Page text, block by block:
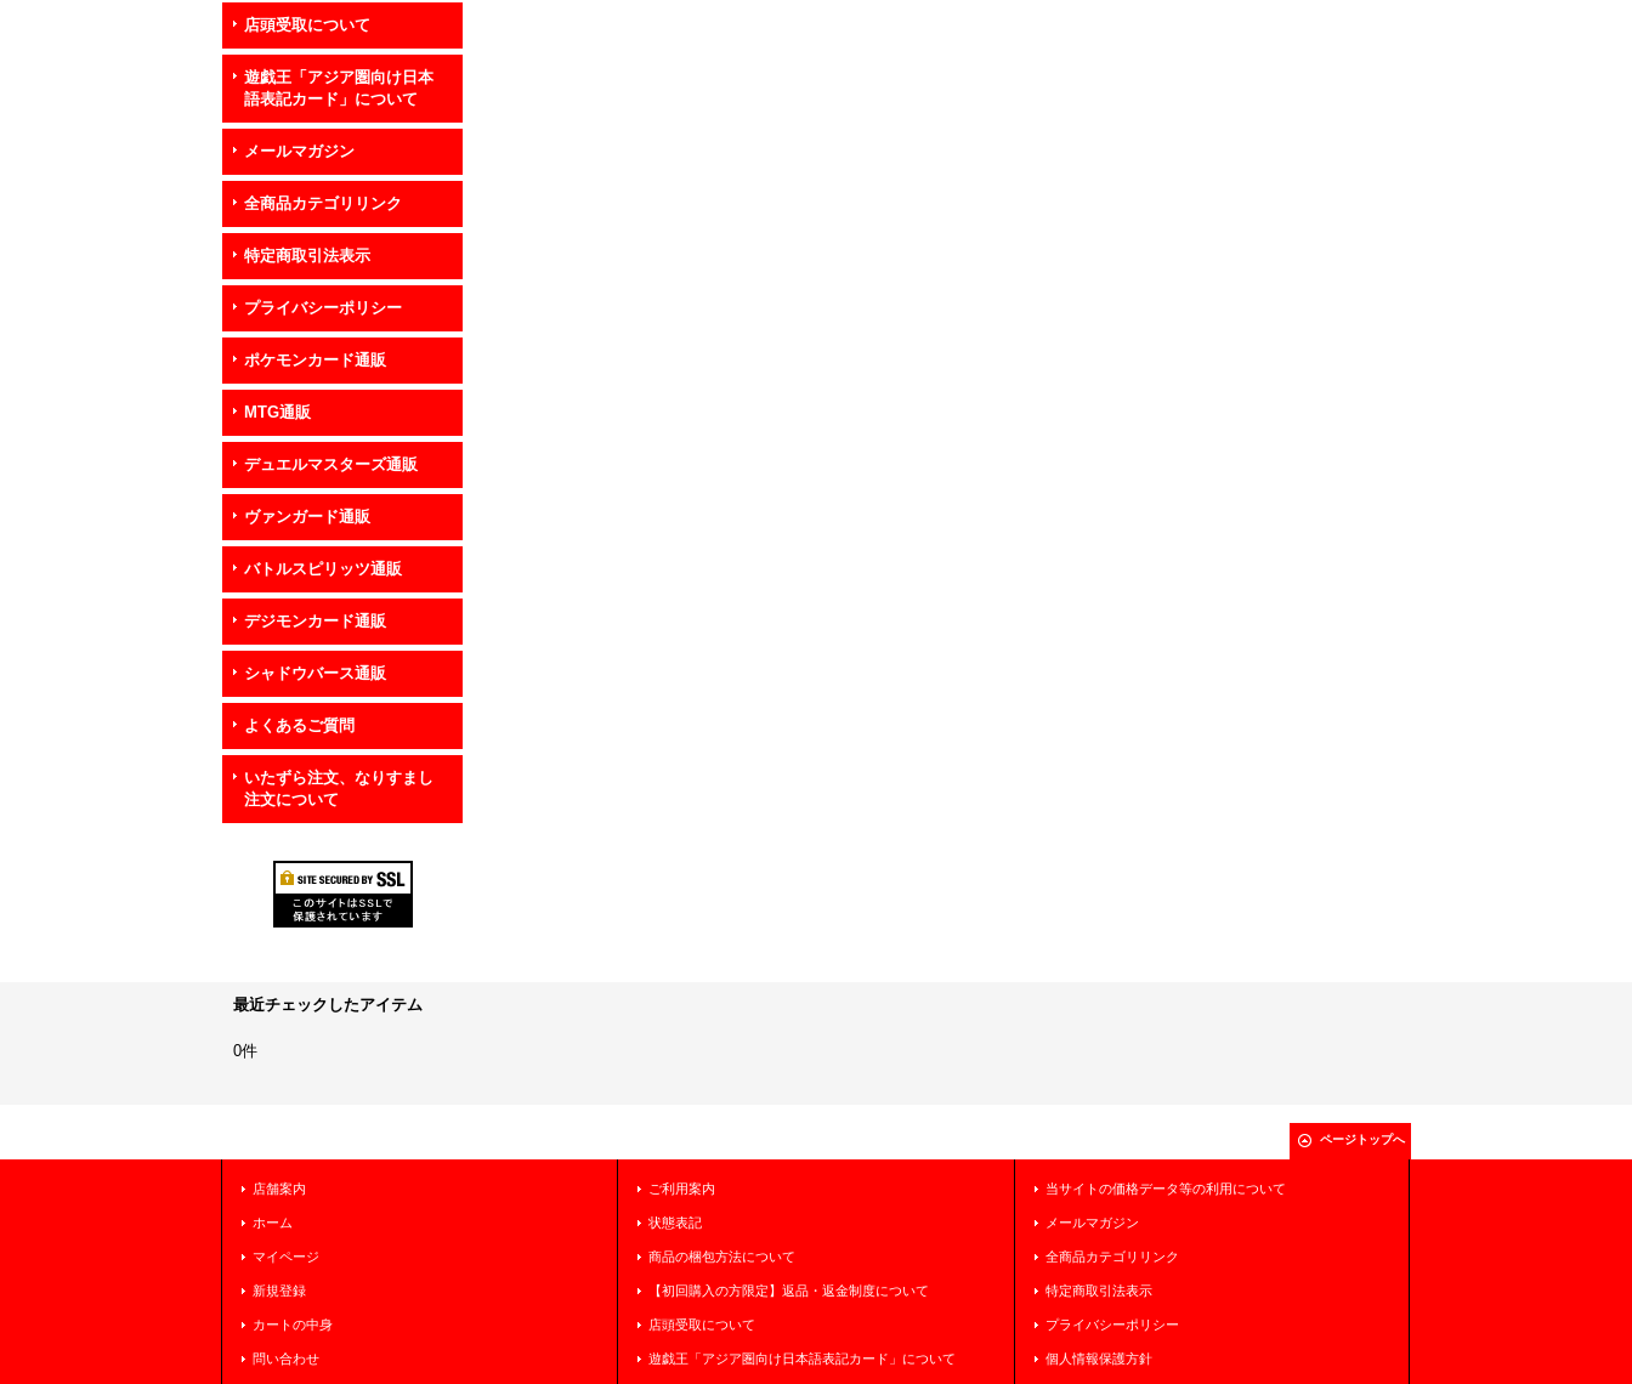
店頭受取について
遊戯王「アジア圏向け日本
語表記カード」について
メールマガジン
全商品カテゴリリンク
特定商取引法表示
プライバシーポリシー
ポケモンカード通販
MTG通販
デュエルマスターズ通販
ヴァンガード通販
バトルスピリッツ通販
デジモンカード通販
シャドウバース通販
よくあるご質問
いたずら注文、なりすまし
注文について
最近チェックしたアイテム
0件
ページトップへ
店舗案内
ホーム
マイページ
新規登録
カートの中身
問い合わせ
ご利用案内
状態表記
商品の梱包方法について
【初回購入の方限定】返品・返金制度について
店頭受取について
遊戯王「アジア圏向け日本語表記カード」について
当サイトの価格データ等の利用について
メールマガジン
全商品カテゴリリンク
特定商取引法表示
プライバシーポリシー
個人情報保護方針